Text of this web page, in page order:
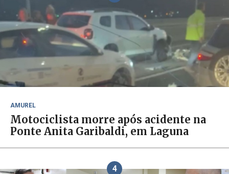
AMUREL
Motociclista morre após acidente na
Ponte Anita Garibaldi, em Laguna
4